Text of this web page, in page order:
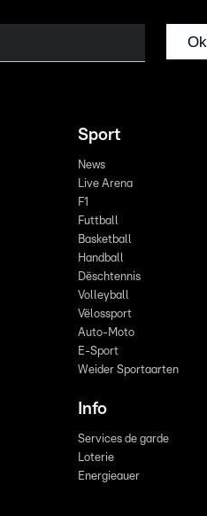
Ok
Sport
News
Live Arena
F1
Futtball
Basketball
Handball
Dëschtennis
Volleyball
Vëlossport
Auto-Moto
E-Sport
Weider Sportaarten
Info
Services de garde
Loterie
Energieauer